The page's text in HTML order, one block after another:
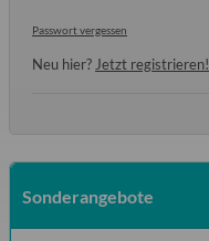
Passwort vergessen
Neu hier? Jetzt registrieren!
Sonderangebote